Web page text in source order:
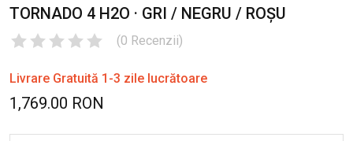
TORNADO 4 H2O · GRI / NEGRU / ROȘU
(0 Recenzii)
Livrare Gratuită 1-3 zile lucrătoare
1,769.00 RON